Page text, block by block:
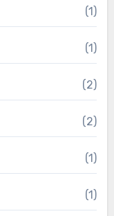
(1)
(1)
(2)
(2)
(1)
(1)